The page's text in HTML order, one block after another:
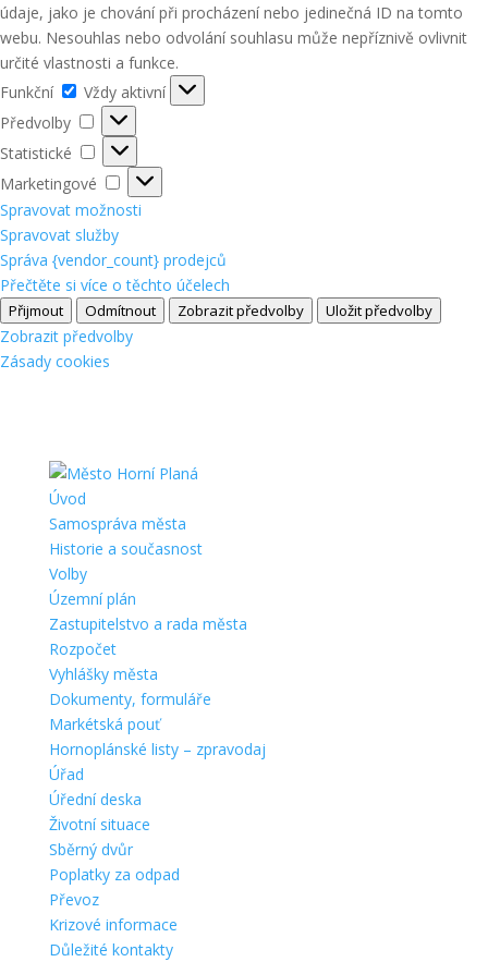
údaje, jako je chování při procházení nebo jedinečná ID na tomto
webu. Nesouhlas nebo odvolání souhlasu může nepříznivě ovlivnit
určité vlastnosti a funkce.
Funkční
Funkční
Vždy aktivní
Předvolby
Předvolby
Statistické
Statistické
Marketingové
Marketingové
Spravovat možnosti
Spravovat služby
Správa {vendor_count} prodejců
Přečtěte si více o těchto účelech
Přijmout Odmítnout Zobrazit předvolby Uložit předvolby
Zobrazit předvolby
Zásady cookies
Úvod
Samospráva města
Historie a současnost
Volby
Územní plán
Zastupitelstvo a rada města
Rozpočet
Vyhlášky města
Dokumenty, formuláře
Markétská pouť
Hornoplánské listy – zpravodaj
Úřad
Úřední deska
Životní situace
Sběrný dvůr
Poplatky za odpad
Převoz
Krizové informace
Důležité kontakty